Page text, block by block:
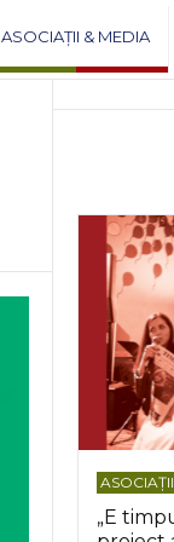
ASOCIAȚII & MEDIA
„E